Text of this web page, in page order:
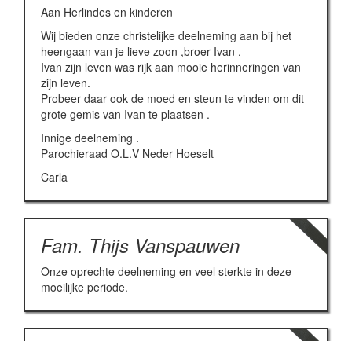
Aan Herlindes en kinderen
Wij bieden onze christelijke deelneming aan bij het
heengaan van je lieve zoon ,broer Ivan .
Ivan zijn leven was rijk aan mooie herinneringen van
zijn leven.
Probeer daar ook de moed en steun te vinden om dit
grote gemis van Ivan te plaatsen .
Innige deelneming .
Parochieraad O.L.V Neder Hoeselt
Carla
Fam. Thijs Vanspauwen
Onze oprechte deelneming en veel sterkte in deze
moeilijke periode.